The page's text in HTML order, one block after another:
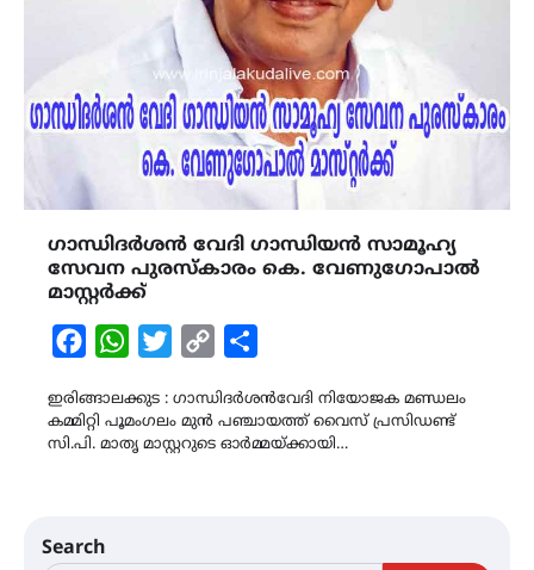
ഗാന്ധിദർശൻ വേദി ഗാന്ധിയൻ സാമൂഹ്യ
സേവന പുരസ്‌കാരം കെ. വേണുഗോപാൽ
മാസ്റ്റർക്ക്
FacebookWhatsAppTwitterCopy
ഇരിങ്ങാലക്കുട : ഗാന്ധിദർശൻവേദി നിയോജക മണ്ഡലം
കമ്മിറ്റി പൂമംഗലം മുൻ പഞ്ചായത്ത് വൈസ് പ്രസിഡണ്ട്
സി.പി. മാതൃ മാസ്റ്ററുടെ ഓർമ്മയ്ക്കായി…
Search